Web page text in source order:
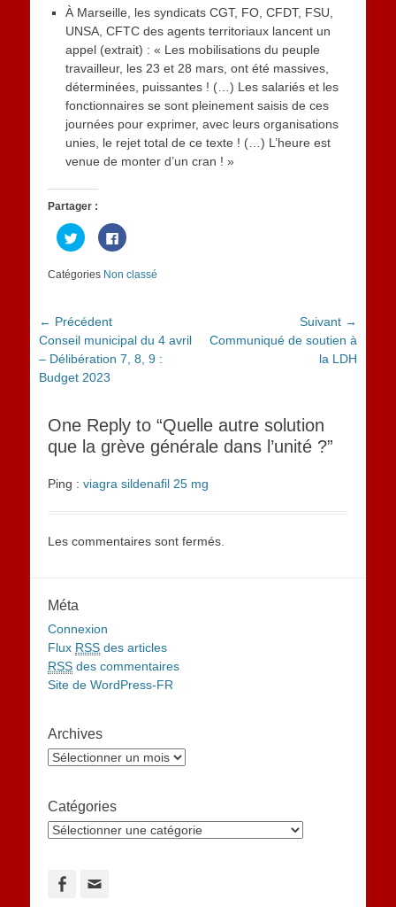
À Marseille, les syndicats CGT, FO, CFDT, FSU,
UNSA, CFTC des agents territoriaux lancent un
appel (extrait) : « Les mobilisations du peuple
travailleur, les 23 et 28 mars, ont été massives,
déterminées, puissantes ! (…) Les salariés et les
fonctionnaires se sont pleinement saisis de ces
journées pour exprimer, avec leurs organisations
unies, le rejet total de ce texte ! (…) L’heure est
venue de monter d’un cran ! »
Partager :
Cliquez
pour
partager
sur
Twitter(ouvre
fenêtre)
Cliquez
pour
sur
Facebook(ouvre
Catégories Non classé
Navigation
de
l’article
← Précédent
Article
précédent :
Conseil municipal du 4 avril
– Délibération 7, 8, 9 :
Budget 2023
Suivant →
Article
Communiqué de soutien à
la LDH
One Reply to “Quelle autre solution
que la grève générale dans l’unité ?”
Ping : viagra sildenafil 25 mg
Les commentaires sont fermés.
Méta
Connexion
Flux RSS des articles
RSS des commentaires
Site de WordPress-FR
Archives
Archives
Catégories
Catégories
Facebook